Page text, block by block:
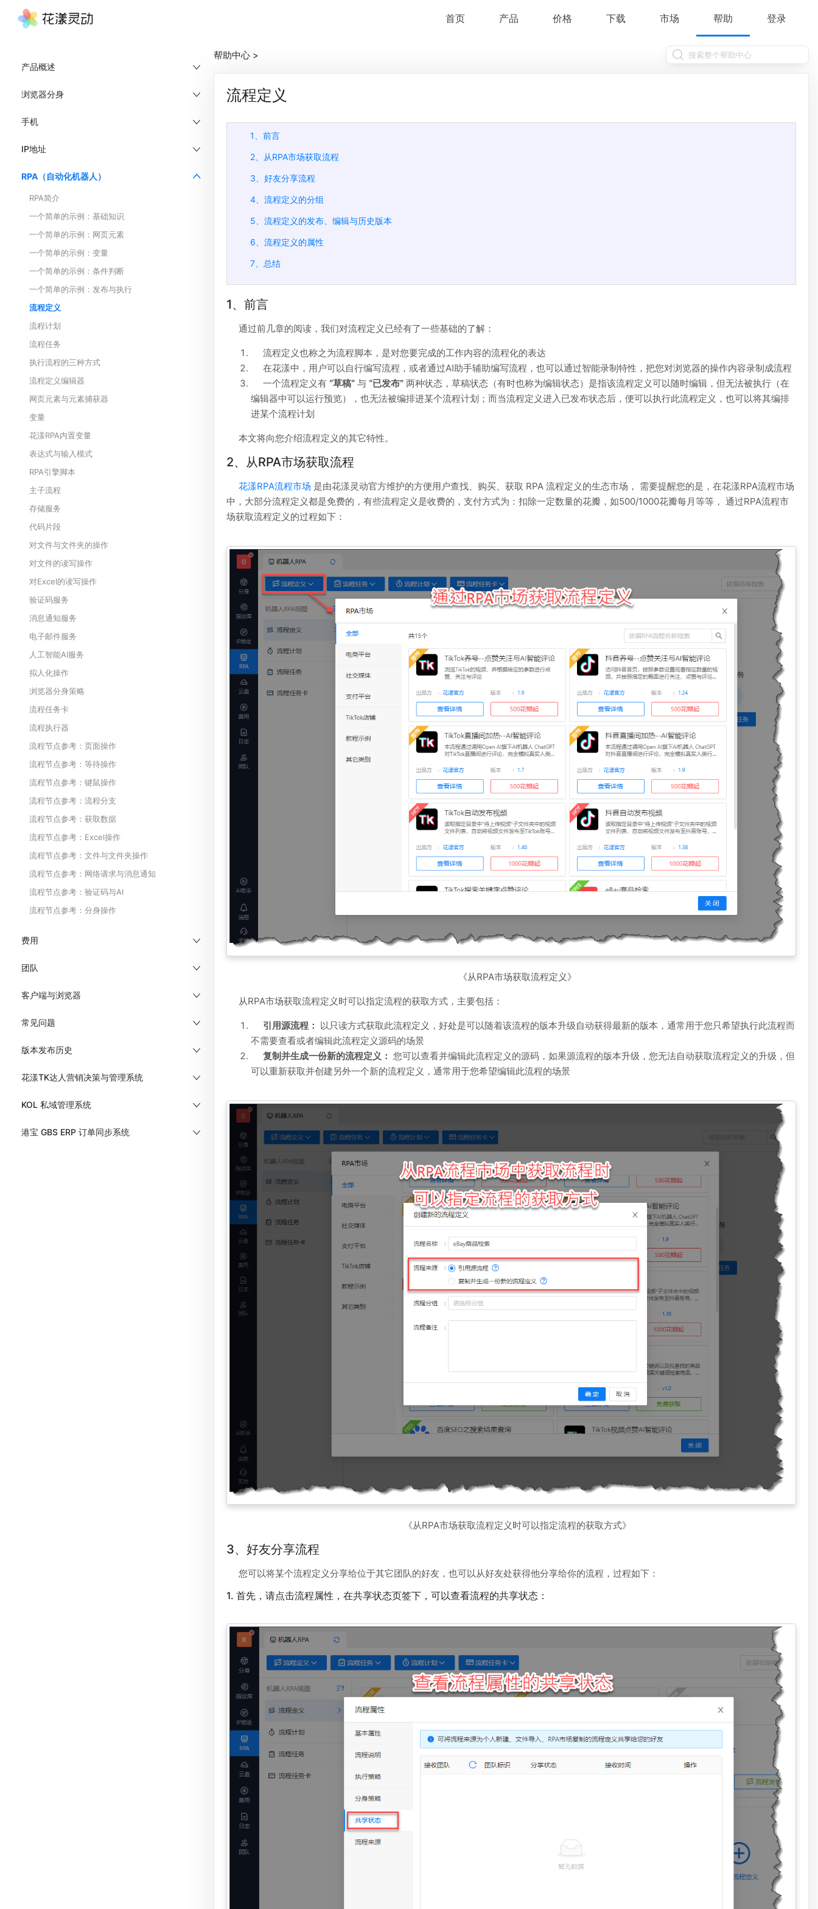
首页 产品 价格 下载 市场 帮助 登录
产品概述
浏览器分身
手机
IP地址
RPA（自动化机器人）
RPA简介
一个简单的示例：基础知识
一个简单的示例：网页元素
一个简单的示例：变量
一个简单的示例：条件判断
一个简单的示例：发布与执行
流程定义
流程计划
流程任务
执行流程的三种方式
流程定义编辑器
网页元素与元素捕获器
变量
花漾RPA内置变量
表达式与输入模式
RPA引擎脚本
主子流程
存储服务
代码片段
对文件与文件夹的操作
对文件的读写操作
对Excel的读写操作
验证码服务
消息通知服务
电子邮件服务
人工智能AI服务
拟人化操作
浏览器分身策略
流程任务卡
流程执行器
流程节点参考：页面操作
流程节点参考：等待操作
流程节点参考：键鼠操作
流程节点参考：流程分支
流程节点参考：获取数据
流程节点参考：Excel操作
流程节点参考：文件与文件夹操作
流程节点参考：网络请求与消息通知
流程节点参考：验证码与AI
流程节点参考：分身操作
费用
团队
客户端与浏览器
常见问题
版本发布历史
花漾TK达人营销决策与管理系统
KOL 私域管理系统
港宝 GBS ERP 订单同步系统
帮助中心 >
流程定义
1、前言
2、从RPA市场获取流程
3、好友分享流程
4、流程定义的分组
5、流程定义的发布、编辑与历史版本
6、流程定义的属性
7、总结
1、前言
通过前几章的阅读，我们对流程定义已经有了一些基础的了解：
流程定义也称之为流程脚本，是对您要完成的工作内容的流程化的表达
在花漾中，用户可以自行编写流程，或者通过AI助手辅助编写流程，也可以通过智能录制特性，把您对浏览器的操作内容录制成流程
一个流程定义有 “草稿” 与 “已发布” 两种状态，草稿状态（有时也称为编辑状态）是指该流程定义可以随时编辑，但无法被执行（在
编辑器中可以运行预览），也无法被编排进某个流程计划；而当流程定义进入已发布状态后，便可以执行此流程定义，也可以将其编排
进某个流程计划
本文将向您介绍流程定义的其它特性。
2、从RPA市场获取流程
花漾RPA流程市场 是由花漾灵动官方维护的方便用户查找、购买、获取 RPA 流程定义的生态市场， 需要提醒您的是，在花漾RPA流程市场
中，大部分流程定义都是免费的，有些流程定义是收费的，支付方式为：扣除一定数量的花瓣，如500/1000花瓣每月等等， 通过RPA流程市
场获取流程定义的过程如下：
《从RPA市场获取流程定义》
从RPA市场获取流程定义时可以指定流程的获取方式，主要包括：
引用源流程： 以只读方式获取此流程定义，好处是可以随着该流程的版本升级自动获得最新的版本，通常用于您只希望执行此流程而
不需要查看或者编辑此流程定义源码的场景
复制并生成一份新的流程定义： 您可以查看并编辑此流程定义的源码，如果源流程的版本升级，您无法自动获取流程定义的升级，但
可以重新获取并创建另外一个新的流程定义，通常用于您希望编辑此流程的场景
《从RPA市场获取流程定义时可以指定流程的获取方式》
3、好友分享流程
您可以将某个流程定义分享给位于其它团队的好友，也可以从好友处获得他分享给你的流程，过程如下：
1. 首先，请点击流程属性，在共享状态页签下，可以查看流程的共享状态：